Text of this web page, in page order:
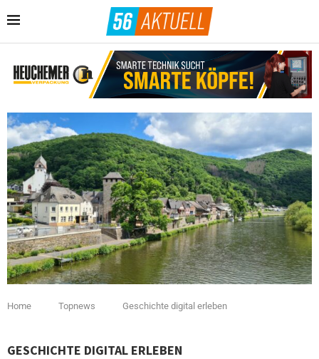
Home Topnews Geschichte digital erleben
GESCHICHTE DIGITAL ERLEBEN